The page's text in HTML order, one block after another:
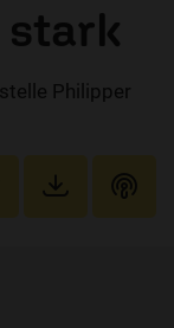
stark
Philipper